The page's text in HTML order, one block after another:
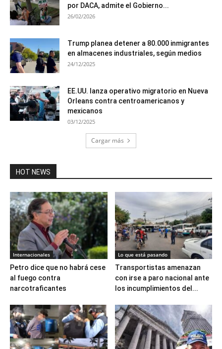
por DACA, admite el Gobierno...
26/02/2026
Trump planea detener a 80.000 inmigrantes
en almacenes industriales, según medios
24/12/2025
EE.UU. lanza operativo migratorio en Nueva
Orleans contra centroamericanos y
mexicanos
03/12/2025
Cargar más
HOT NEWS
Internacionales
Petro dice que no habrá cese
al fuego contra
narcotraficantes
Lo que está pasando
Transportistas amenazan
con irse a paro nacional ante
los incumplimientos del...